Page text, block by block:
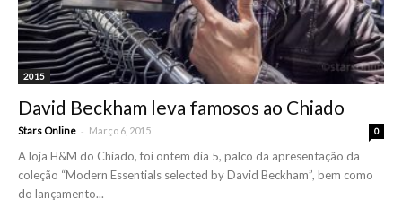
2015
David Beckham leva famosos ao Chiado
Stars Online - Março 6, 2015 0
A loja H&M do Chiado, foi ontem dia 5, palco da apresentação da
coleção “Modern Essentials selected by David Beckham”, bem como
do lançamento...